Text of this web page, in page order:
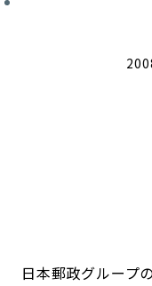
日本郵政グループ